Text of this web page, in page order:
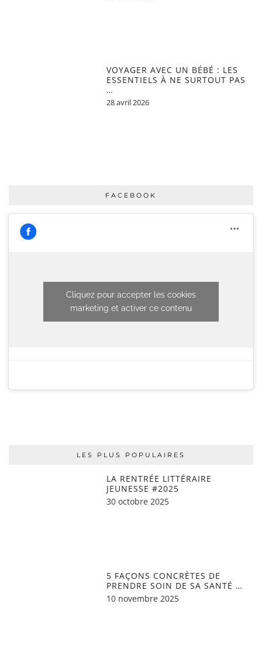
VOYAGER AVEC UN BÉBÉ : LES
ESSENTIELS À NE SURTOUT PAS
…
28 avril 2026
FACEBOOK
Cliquez pour accepter les cookies
marketing et activer ce contenu
LES PLUS POPULAIRES
LA RENTRÉE LITTÉRAIRE
JEUNESSE #2025
30 octobre 2025
5 FAÇONS CONCRÈTES DE
PRENDRE SOIN DE SA SANTÉ …
10 novembre 2025